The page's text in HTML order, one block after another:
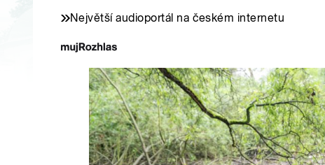
Největší audioportál na českém internetu